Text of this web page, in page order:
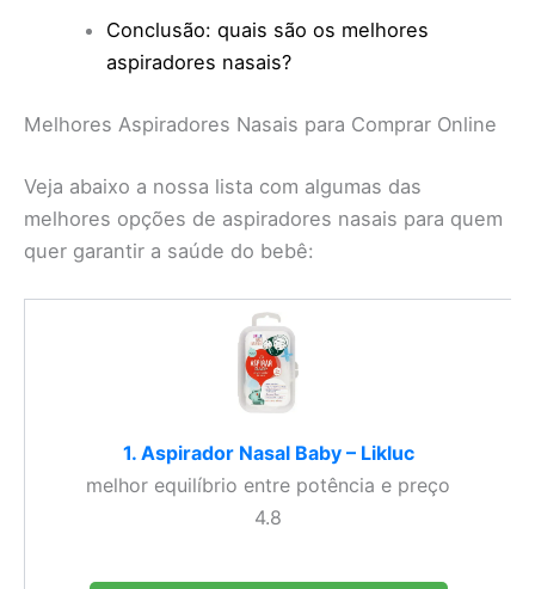
Conclusão: quais são os melhores
aspiradores nasais?
Melhores Aspiradores Nasais para Comprar Online
Veja abaixo a nossa lista com algumas das
melhores opções de aspiradores nasais para quem
quer garantir a saúde do bebê:
1. Aspirador Nasal Baby – Likluc
melhor equilíbrio entre potência e preço
4.8